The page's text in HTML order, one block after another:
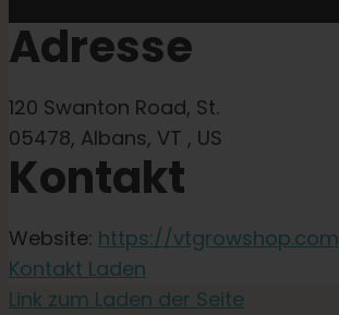
Adresse
120 Swanton Road, St.
05478, Albans, VT , US
Kontakt
Website: https://vtgrowshop.com
Kontakt Laden
Link zum Laden der Seite